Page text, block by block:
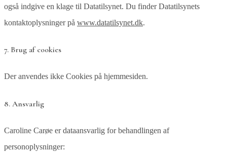
også indgive en klage til Datatilsynet. Du finder Datatilsynets
kontaktoplysninger på www.datatilsynet.dk.
7. Brug af cookies
Der anvendes ikke Cookies på hjemmesiden.
8. Ansvarlig
Caroline Carøe er dataansvarlig for behandlingen af
personoplysninger: